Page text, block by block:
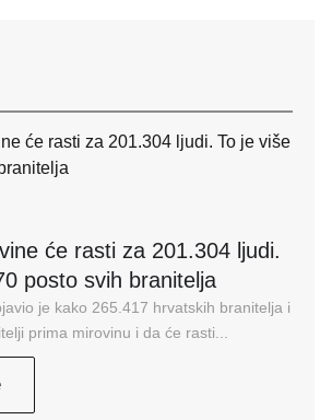
će rasti za 201.304 ljudi.
posto svih branitelja
je kako 265.417 hrvatskih branitelja i
prima mirovinu i da će rasti...